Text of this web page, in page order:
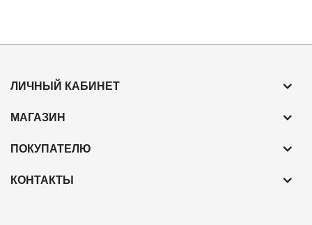
ЛИЧНЫЙ КАБИНЕТ
МАГАЗИН
ПОКУПАТЕЛЮ
КОНТАКТЫ